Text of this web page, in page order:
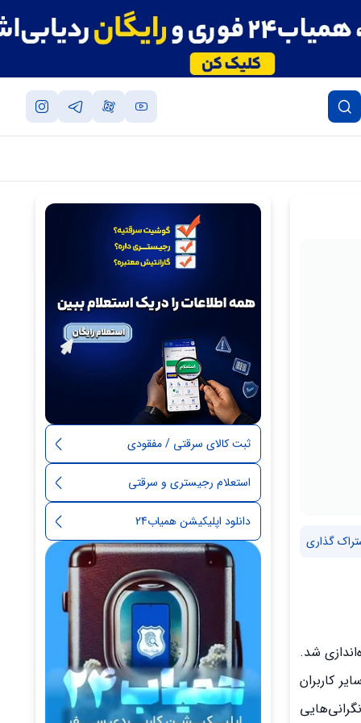
گذاری
است که در سال 1401 در ایران راه‌اندازی شد.
کاربران
ثبت کالای سرقتی / مفقودی
استعلام رجیستری و سرقتی
دانلود اپلیکیشن همیاب24